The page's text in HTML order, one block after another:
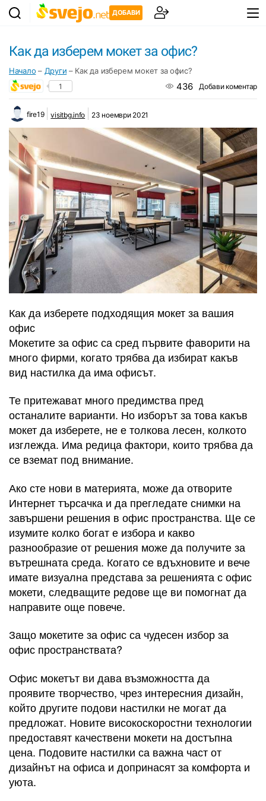
ДОБАВИ
Как да изберем мокет за офис?
Начало – Други – Как да изберем мокет за офис?
1 436 Добави коментар
fire19 visitbg.info 23 ноември 2021
Как да изберете подходящия мокет за вашия
офис
Мокетите за офис са сред първите фаворити на
много фирми, когато трябва да избират какъв
вид настилка да има офисът.
Те притежават много предимства пред
останалите варианти. Но изборът за това какъв
мокет да изберете, не е толкова лесен, колкото
изглежда. Има редица фактори, които трябва да
се вземат под внимание.
Ако сте нови в материята, може да отворите
Интернет търсачка и да прегледате снимки на
завършени решения в офис пространства. Ще се
изумите колко богат е избора и какво
разнообразие от решения може да получите за
вътрешната среда. Когато се вдъхновите и вече
имате визуална представа за решенията с офис
мокети, следващите редове ще ви помогнат да
направите още повече.
Защо мокетите за офис са чудесен избор за
офис пространствата?
Офис мокетът ви дава възможността да
проявите творчество, чрез интересния дизайн,
който другите подови настилки не могат да
предложат. Новите високоскоростни технологии
предоставят качествени мокети на достъпна
цена. Подовите настилки са важна част от
дизайнът на офиса и допринасят за комфорта и
уюта.